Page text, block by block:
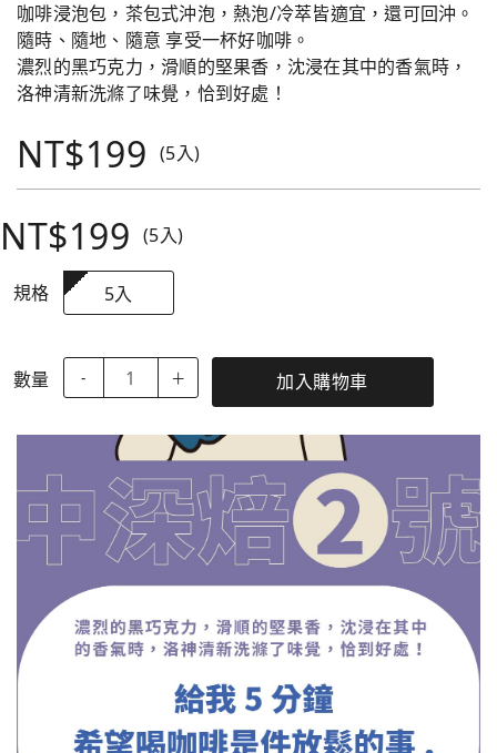
咖啡浸泡包，茶包式沖泡，熱泡/冷萃皆適宜，還可回沖。
隨時、隨地、隨意 享受一杯好咖啡。
濃烈的黑巧克力，滑順的堅果香，沈浸在其中的香氣時，
洛神清新洗滌了味覺，恰到好處！
NT$199 (5入)
NT$199 (5入)
規格 5入
數量 - ＋ 加入購物車